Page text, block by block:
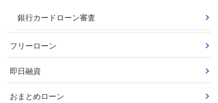
銀行カードローン審査
フリーローン
即日融資
おまとめローン